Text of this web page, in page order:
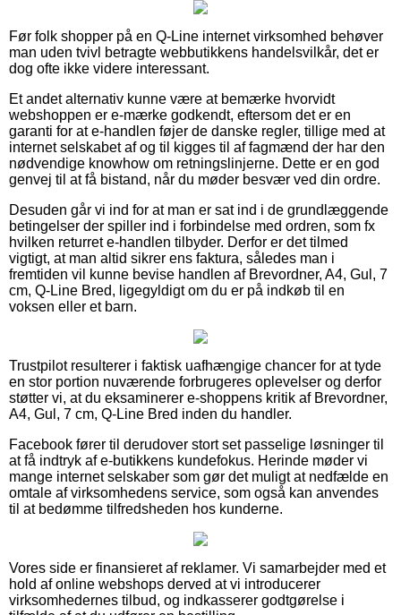
Før folk shopper på en Q-Line internet virksomhed behøver
man uden tvivl betragte webbutikkens handelsvilkår, det er
dog ofte ikke videre interessant.
Et andet alternativ kunne være at bemærke hvorvidt
webshoppen er e-mærke godkendt, eftersom det er en
garanti for at e-handlen føjer de danske regler, tillige med at
internet selskabet af og til kigges til af fagmænd der har den
nødvendige knowhow om retningslinjerne. Dette er en god
genvej til at få bistand, når du møder besvær ved din ordre.
Desuden går vi ind for at man er sat ind i de grundlæggende
betingelser der spiller ind i forbindelse med ordren, som fx
hvilken returret e-handlen tilbyder. Derfor er det tilmed
vigtigt, at man altid sikrer ens faktura, således man i
fremtiden vil kunne bevise handlen af Brevordner, A4, Gul, 7
cm, Q-Line Bred, ligegyldigt om du er på indkøb til en
voksen eller et barn.
Trustpilot resulterer i faktisk uafhængige chancer for at tyde
en stor portion nuværende forbrugeres oplevelser og derfor
støtter vi, at du eksaminerer e-shoppens kritik af Brevordner,
A4, Gul, 7 cm, Q-Line Bred inden du handler.
Facebook fører til derudover stort set passelige løsninger til
at få indtryk af e-butikkens kundefokus. Herinde møder vi
mange internet selskaber som gør det muligt at nedfælde en
omtale af virksomhedens service, som også kan anvendes
til at bedømme tilfredsheden hos kunderne.
Vores side er finansieret af reklamer. Vi samarbejder med et
hold af online webshops derved at vi introducerer
virksomhedernes tilbud, og indkasserer godtgørelse i